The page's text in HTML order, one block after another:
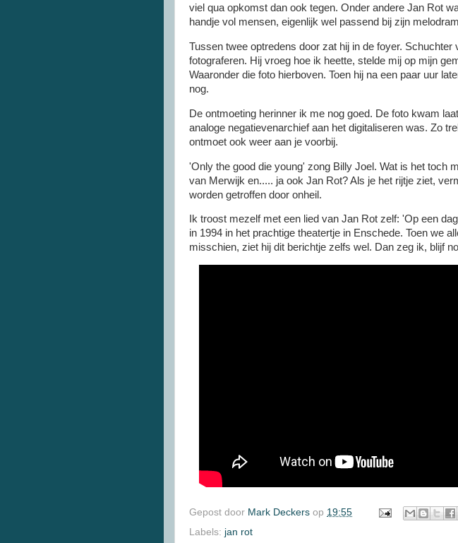
viel qua opkomst dan ook tegen. Onder andere Jan Rot
handje vol mensen, eigenlijk wel passend bij zijn
Tussen twee optredens door zat hij in de foyer. Schuchter
fotograferen. Hij vroeg hoe ik heette, stelde mij op mijn
Waaronder die foto hierboven. Toen hij na een paar uur
nog.
De ontmoeting herinner ik me nog goed. De foto kwam
analoge negatievenarchief aan het digitaliseren was. Zo
ontmoet ook weer aan je voorbij.
'Only the good die young' zong Billy Joel. Wat is het toch
van Merwijk en..... ja ook Jan Rot? Als je het rijtje ziet,
worden getroffen door onheil.
Ik troost mezelf met een lied van Jan Rot zelf: 'Op een
in 1994 in het prachtige theatertje in Enschede. Toen we
misschien, ziet hij dit berichtje zelfs wel. Dan zeg ik, blijf
Gepost door Mark Deckers op 19:55
Labels: jan rot